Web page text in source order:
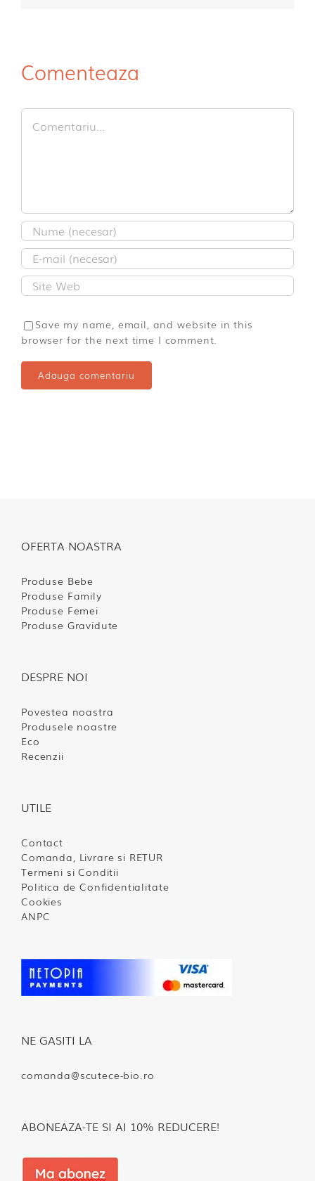
Comenteaza
Comment
Save my name, email, and website in this
browser for the next time I comment.
OFERTA NOASTRA
Produse Bebe
Produse Family
Produse Femei
Produse Gravidute
DESPRE NOI
Povestea noastra
Produsele noastre
Eco
Recenzii
UTILE
Contact
Comanda, Livrare si RETUR
Termeni si Conditii
Politica de Confidentialitate
Cookies
ANPC
NE GASITI LA
comanda@scutece-bio.ro
ABONEAZA-TE SI AI 10% REDUCERE!